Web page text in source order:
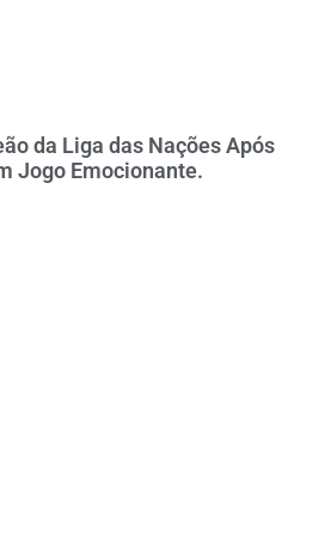
da Liga das Nações Após
Jogo Emocionante.